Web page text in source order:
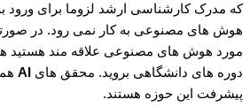
که مدرک کارشناسی ارشد لزوما برای ورود
هوش های مصنوعی به کار نمی رود. در
مورد هوش های مصنوعی علاقه مند هستید
دوره های دانشگاهی بروید. محقق های AI
پیشرفت این حوزه هستند.